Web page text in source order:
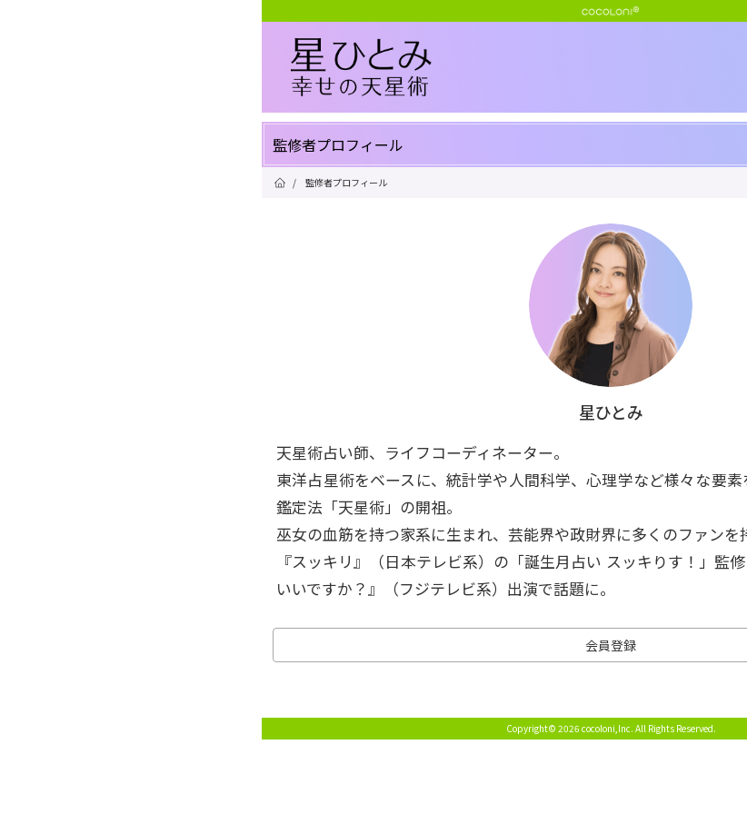
監修者プロフィール
/ 監修者プロフィール
星ひとみ
天星術占い師、ライフコーディネーター。
東洋占星術をベースに、統計学や人間科学、心理学など様々な要
鑑定法「天星術」の開祖。
巫女の血筋を持つ家系に生まれ、芸能界や政財界に多くのファンを
『スッキリ』（日本テレビ系）の「誕生月占い スッキりす！」監
いいですか？』（フジテレビ系）出演で話題に。
会員登録
Copyright© 2026 cocoloni,Inc. All Rights Reserved.